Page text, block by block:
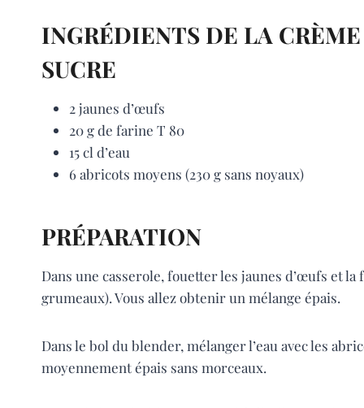
INGRÉDIENTS DE LA
SUCRE
2 jaunes d’œufs
20 g de farine T 80
15 cl d’eau
6 abricots moyens (230 g sans noyaux)
PRÉPARATION
Dans une casserole, fouetter les jaunes d’œufs et
grumeaux). Vous allez obtenir un mélange épais.
Dans le bol du blender, mélanger l’eau avec les
moyennement épais sans morceaux.